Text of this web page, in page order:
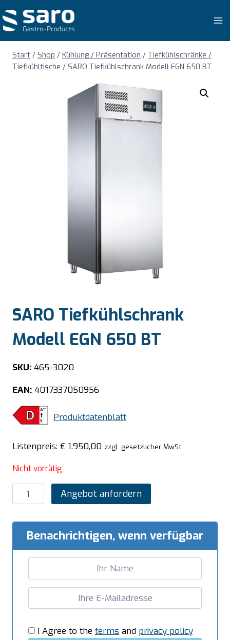
Inhalt
springen
Start / Shop / Kühlung / Präsentation / Tiefkühlschränke /
Tiefkühltische / SARO Tiefkühlschrank Modell EGN 650 BT
SARO Tiefkühlschrank
Modell EGN 650 BT
SKU: 465-3020
EAN: 4017337050956
Produktdatenblatt
Listenpreis: € 1.950,00 zzgl. gesetzlicher MwSt.
Nicht vorrätig
SARO
Tiefkühlschrank
EGN
Angebot anfordern
Benachrichtigen, wenn verfügbar
I Agree to the terms and privacy policy